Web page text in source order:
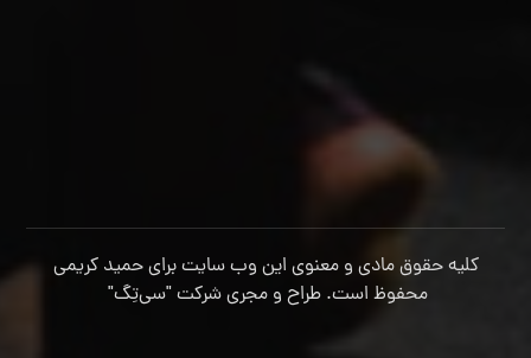
کلیه حقوق مادی و معنوی این وب سایت برای حمید کریمی
محفوظ است. طراح و مجری شرکت"سی‌تِگ"